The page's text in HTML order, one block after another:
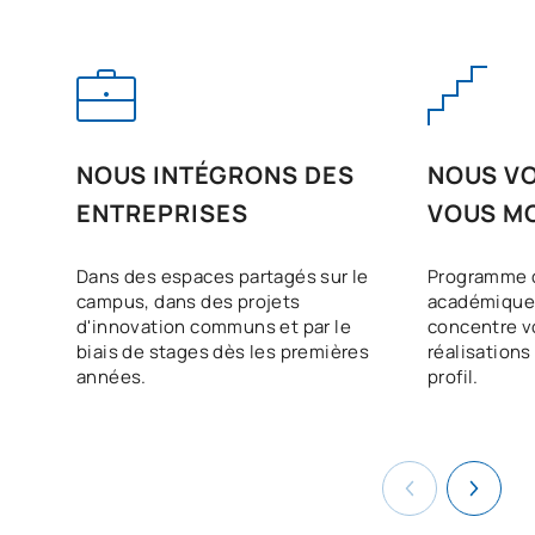
NOUS INTÉGRONS DES
ENTREPRISES
Dans des espaces partagés sur le
campus, dans des projets
d'innovation communs et par le
biais de stages dès les premières
années.
NOUS
VOUS
concentre
profil.